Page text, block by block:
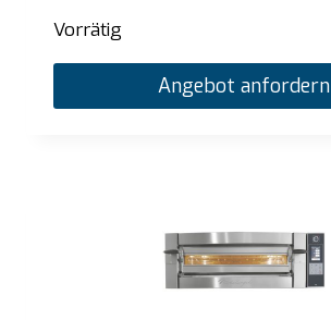
Vorrätig
Angebot anfordern